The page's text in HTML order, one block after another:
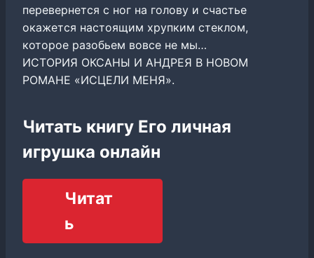
перевернется с ног на голову и счастье
окажется настоящим хрупким стеклом,
которое разобьем вовсе не мы…
ИСТОРИЯ ОКСАНЫ И АНДРЕЯ В НОВОМ
РОМАНЕ «ИСЦЕЛИ МЕНЯ».
Читать книгу Его личная
игрушка онлайн
Читат
ь